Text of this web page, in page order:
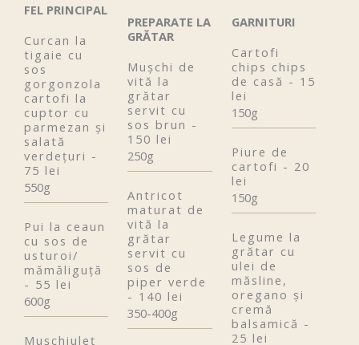
FEL PRINCIPAL
Curcan la
tigaie cu
sos
gorgonzola
cartofi la
cuptor cu
parmezan și
salată
verdețuri -
75 lei
550g
Pui la ceaun
cu sos de
usturoi/
mămăliguță
- 55 lei
600g
Mușchiuleț
PREPARATE LA
GRĂTAR
Mușchi de
vită la
grătar
servit cu
sos brun -
150 lei
250g
Antricot
maturat de
vită la
grătar
servit cu
sos de
piper verde
- 140 lei
350-400g
GARNITURI
Cartofi
chips chips
de casă - 15
lei
150g
Piure de
cartofi - 20
lei
150g
Legume la
grătar cu
ulei de
măsline,
oregano și
cremă
balsamică -
25 lei